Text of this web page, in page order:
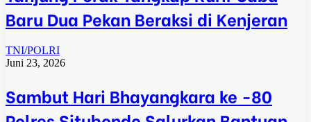
Baru Dua Pekan Beraksi di Kenjeran
TNI/POLRI
Juni 23, 2026
Sambut Hari Bhayangkara ke -80